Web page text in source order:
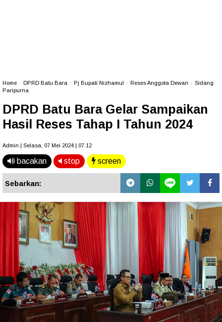
Home DPRD Batu Bara Pj Bupati Nizhamul Reses Anggota Dewan
Sidang
Paripurna
DPRD Batu Bara Gelar Sampaikan
Hasil Reses Tahap I Tahun 2024
Admin | Selasa, 07 Mei 2024 | 07.12
bacakan stop screen
Sebarkan: